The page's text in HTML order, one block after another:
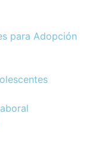
para Adopción